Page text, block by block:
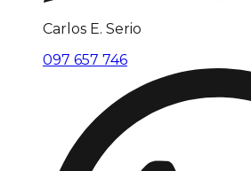
Carlos E. Serio
097 657 746